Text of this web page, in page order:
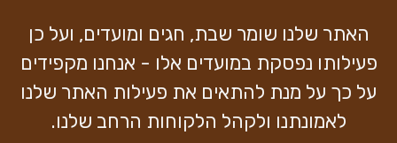
האתר שלנו שומר שבת, חגים ומועדים, ועל כן
פעילותו נפסקת במועדים אלו - אנחנו מקפידים
על כך על מנת להתאים את פעילות האתר שלנו
לאמונתנו ולקהל הלקוחות הרחב שלנו.